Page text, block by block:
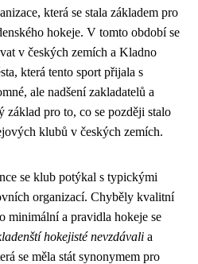
která se stala základem pro
hokeje. V tomto období se
v českých zemích a Kladno
která tento sport přijala s
ale nadšení zakladatelů a
pro to, co se později stalo
klubů v českých zemích.
se klub potýkal s typickými
organizací. Chyběly kvalitní
minimální a pravidla hokeje se
hokejisté nevzdávali a
se měla stát synonymem pro